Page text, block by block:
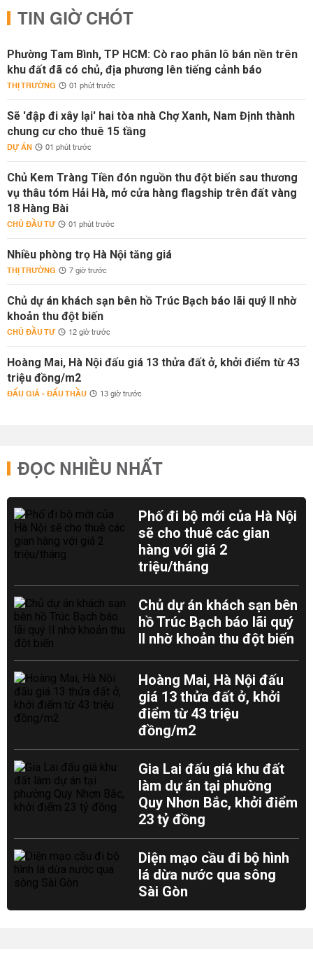
TIN GIỜ CHÓT
Phường Tam Bình, TP HCM: Cò rao phân lô bán nền trên
khu đất đã có chủ, địa phương lên tiếng cảnh báo
THỊ TRƯỜNG 01 phút trước
Sẽ 'đập đi xây lại' hai tòa nhà Chợ Xanh, Nam Định thành
chung cư cho thuê 15 tầng
DỰ ÁN 01 phút trước
Chủ Kem Tràng Tiền đón nguồn thu đột biến sau thương
vụ thâu tóm Hải Hà, mở cửa hàng flagship trên đất vàng
18 Hàng Bài
CHỦ ĐẦU TƯ 01 phút trước
Nhiều phòng trọ Hà Nội tăng giá
THỊ TRƯỜNG 7 giờ trước
Chủ dự án khách sạn bên hồ Trúc Bạch báo lãi quý II nhờ
khoản thu đột biến
CHỦ ĐẦU TƯ 12 giờ trước
Hoàng Mai, Hà Nội đấu giá 13 thửa đất ở, khởi điểm từ 43
triệu đồng/m2
ĐẤU GIÁ - ĐẤU THẦU 13 giờ trước
ĐỌC NHIỀU NHẤT
Phố đi bộ mới của Hà Nội
sẽ cho thuê các gian
hàng với giá 2
triệu/tháng
Chủ dự án khách sạn bên
hồ Trúc Bạch báo lãi quý
II nhờ khoản thu đột biến
Hoàng Mai, Hà Nội đấu
giá 13 thửa đất ở, khởi
điểm từ 43 triệu
đồng/m2
Gia Lai đấu giá khu đất
làm dự án tại phường
Quy Nhơn Bắc, khởi điểm
23 tỷ đồng
Diện mạo cầu đi bộ hình
lá dừa nước qua sông
Sài Gòn